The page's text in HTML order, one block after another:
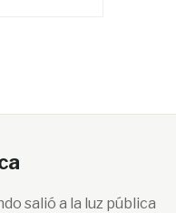
salió a la luz pública